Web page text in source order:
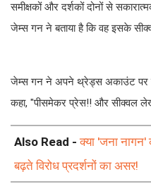
समीक्षकों और दर्शकों दोनों से
जेम्स गन ने बताया है कि वह इसके
जेम्स गन ने अपने थ्रेड्स अकाउंट पर
कहा, "पीसमेकर प्रेस!! और सीक्वल
Also Read -क्या 'जना
बढ़ते विरोध प्रदर्शनों का असर!